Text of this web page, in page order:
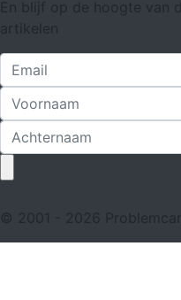
En blijf op de hoogte van
artikelen
© 2001 - 2026